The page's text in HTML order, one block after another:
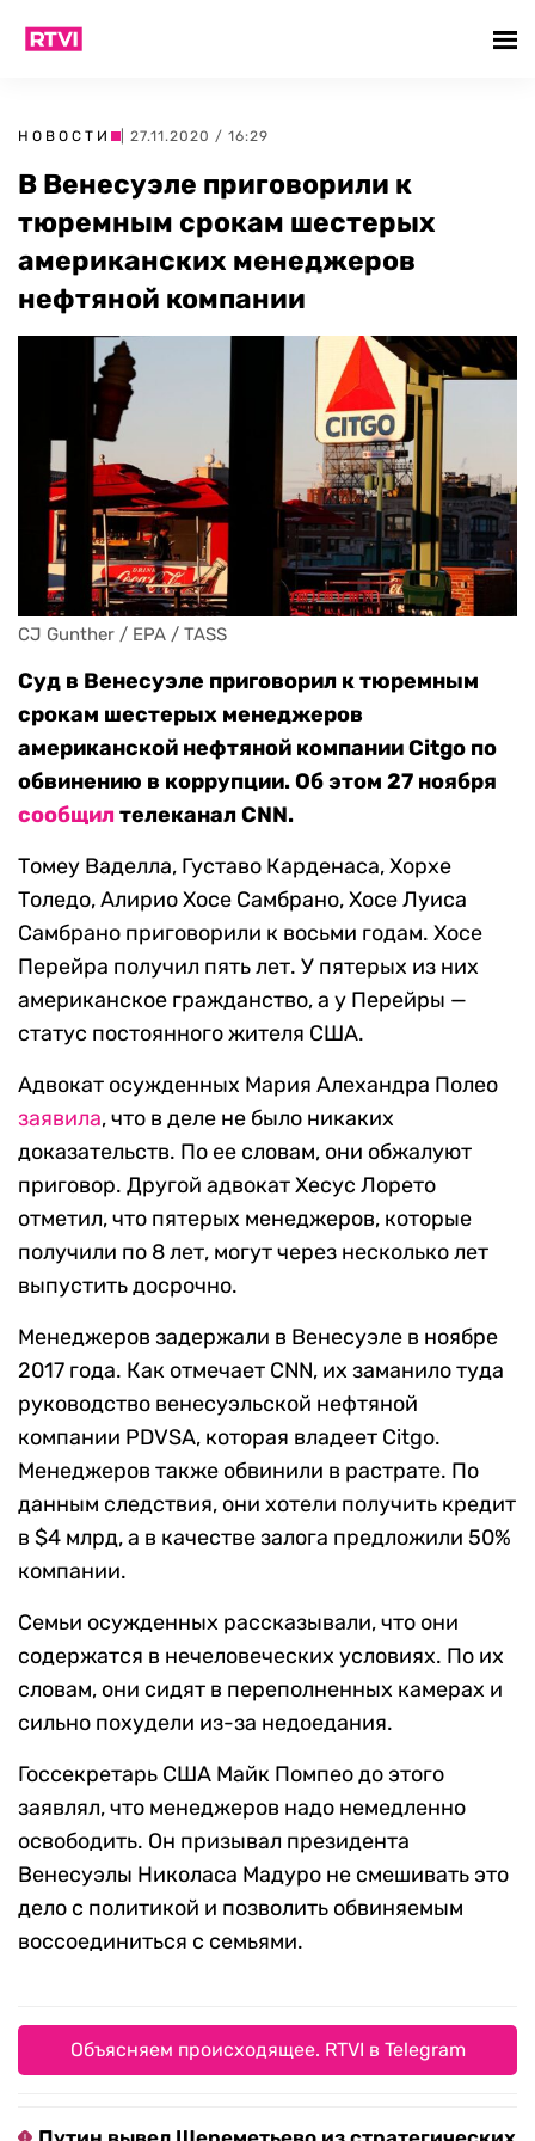
НОВОСТИ | 27.11.2020 / 16:29
В Венесуэле приговорили к
тюремным срокам шестерых
американских менеджеров
нефтяной компании
CJ Gunther / EPA / TASS
Суд в Венесуэле приговорил к тюремным
срокам шестерых менеджеров
американской нефтяной компании Citgo по
обвинению в коррупции. Об этом 27 ноября
сообщилтелеканал CNN.
Томеу Ваделла, Густаво Карденаса, Хорхе
Толедо, Алирио Хосе Самбрано, Хосе Луиса
Самбрано приговорили к восьми годам. Хосе
Перейра получил пять лет. У пятерых из них
американское гражданство, а у Перейры —
статус постоянного жителя США.
Адвокат осужденных Мария Алехандра Полео
заявила, что в деле не было никаких
доказательств. По ее словам, они обжалуют
приговор. Другой адвокат Хесус Лорето
отметил, что пятерых менеджеров, которые
получили по 8 лет, могут через несколько лет
выпустить досрочно.
Менеджеров задержали в Венесуэле в ноябре
2017 года. Как отмечает CNN, их заманило туда
руководство венесуэльской нефтяной
компании PDVSA, которая владеет Citgo.
Менеджеров также обвинили в растрате. По
данным следствия, они хотели получить кредит
в $4 млрд, а в качестве залога предложили 50%
компании.
Семьи осужденных рассказывали, что они
содержатся в нечеловеческих условиях. По их
словам, они сидят в переполненных камерах и
сильно похудели из-за недоедания.
Госсекретарь США Майк Помпео до этого
заявлял, что менеджеров надо немедленно
освободить. Он призывал президента
Венесуэлы Николаса Мадуро не смешивать это
дело с политикой и позволить обвиняемым
воссоединиться с семьями.
Объясняем происходящее. RTVI в Telegram